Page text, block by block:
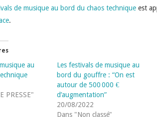
de musique au bord du chaos technique est
.
au
PRESSE"
Les festivals de musique au
bord du gouffre : “On est
autour de 500 000 €
d’augmentation”
20/08/2022
Dans "Non classé"